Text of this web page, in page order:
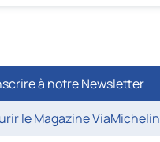
à notre Newsletter
le Magazine ViaMichelin